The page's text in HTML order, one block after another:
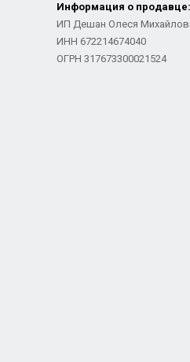
Информация о продавце:
ИП Дешан Олеся
ИНН 672214674040
ОГРН 317673300021524